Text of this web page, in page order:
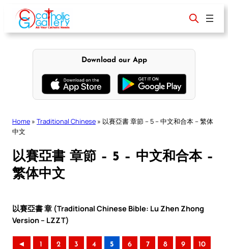
content
Download our App
Home » Traditional Chinese » 以賽亞書 章節 – 5 – 中文和合本 – 繁体
中文
以賽亞書 章節 – 5 – 中文和合本 –
繁体中文
以賽亞書 章 (Traditional Chinese Bible: Lu Zhen Zhong
Version – LZZT)
◄ 1 2 3 4 5 6 7 8 9 10